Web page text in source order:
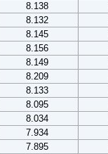
8.138
8.132
8.145
8.156
8.149
8.209
8.133
8.095
8.034
7.934
7.895